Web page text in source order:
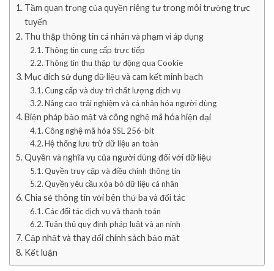
Tầm quan trọng của quyền riêng tư trong môi trường trực
tuyến
Thu thập thông tin cá nhân và phạm vi áp dụng
Thông tin cung cấp trực tiếp
Thông tin thu thập tự động qua Cookie
Mục đích sử dụng dữ liệu và cam kết minh bạch
Cung cấp và duy trì chất lượng dịch vụ
Nâng cao trải nghiệm và cá nhân hóa người dùng
Biện pháp bảo mật và công nghệ mã hóa hiện đại
Công nghệ mã hóa SSL 256-bit
Hệ thống lưu trữ dữ liệu an toàn
Quyền và nghĩa vụ của người dùng đối với dữ liệu
Quyền truy cập và điều chỉnh thông tin
Quyền yêu cầu xóa bỏ dữ liệu cá nhân
Chia sẻ thông tin với bên thứ ba và đối tác
Các đối tác dịch vụ và thanh toán
Tuân thủ quy định pháp luật và an ninh
Cập nhật và thay đổi chính sách bảo mật
Kết luận